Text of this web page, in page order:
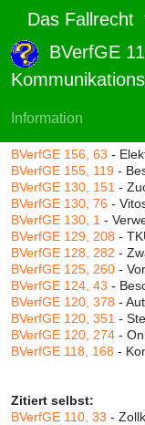
Das Fallrecht
BVerfGE
Information
Abruf und Rang:
RTF-Version(Seiten,
BVerfGE 156, 63 -
BVerfGE 155, 119 -
BVerfGE 130, 151 -
BVerfGE 130, 76 -
BVerfGE 130, 1 -
BVerfGE 129, 208 -
BVerfGE 128, 282 -
BVerfGE 125, 260 -
BVerfGE 124, 43 -
BVerfGE 120, 378 -
BVerfGE 120, 351 -
BVerfGE 120, 274 -
BVerfGE 118, 168 -
Zitiert selbst:
BVerfGE 110, 33 -